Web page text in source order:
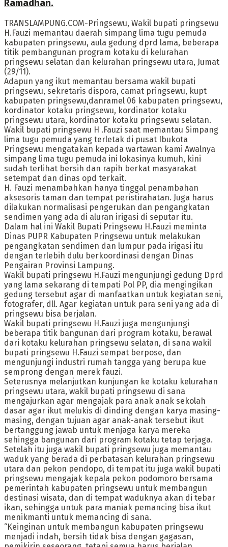
Ramadhan.
TRANSLAMPUNG.COM-Pringsewu, Wakil bupati pringsewu
H.Fauzi memantau daerah simpang lima tugu pemuda
kabupaten pringsewu, aula gedung dprd lama, beberapa
titik pembangunan program kotaku di kelurahan
pringsewu selatan dan kelurahan pringsewu utara, Jumat
(29/11).
Adapun yang ikut memantau bersama wakil bupati
pringsewu, sekretaris dispora, camat pringsewu, kupt
kabupaten pringsewu,danramel 06 kabupaten pringsewu,
kordinator kotaku pringsewu, kordinator kotaku
pringsewu utara, kordinator kotaku pringsewu selatan.
Wakil bupati pringsewu H .Fauzi saat memantau Simpang
lima tugu pemuda yang terletak di pusat Ibukota
Pringsewu mengatakan kepada wartawan kami Awalnya
simpang lima tugu pemuda ini lokasinya kumuh, kini
sudah terlihat bersih dan rapih berkat masyarakat
setempat dan dinas opd terkait.
H. Fauzi menambahkan hanya tinggal penambahan
aksesoris taman dan tempat peristirahatan. Juga harus
dilakukan normalisasi pengerukan dan pengangkatan
sendimen yang ada di aluran irigasi di seputar itu.
Dalam hal ini Wakil Bupati Pringsewu H.Fauzi meminta
Dinas PUPR Kabupaten Pringsewu untuk melakukan
pengangkatan sendimen dan lumpur pada irigasi itu
dengan terlebih dulu berkoordinasi dengan Dinas
Pengairan Provinsi Lampung.
Wakil bupati pringsewu H.Fauzi mengunjungi gedung Dprd
yang lama sekarang di tempati Pol PP, dia mengingikan
gedung tersebut agar di manfaatkan untuk kegiatan seni,
fotografer, dll. Agar kegiatan untuk para seni yang ada di
pringsewu bisa berjalan.
Wakil bupati pringsewu H.Fauzi juga mengunjungi
beberapa titik bangunan dari program kotaku, berawal
dari kotaku kelurahan pringsewu selatan, di sana wakil
bupati pringsewu H.Fauzi sempat berpose, dan
mengunjungi industri rumah tangga yang berupa kue
semprong dengan merek fauzi.
Seterusnya melanjutkan kunjungan ke kotaku kelurahan
pringsewu utara, wakil bupati pringsewu di sana
mengajurkan agar mengajak para anak anak sekolah
dasar agar ikut melukis di dinding dengan karya masing-
masing, dengan tujuan agar anak-anak tersebut ikut
bertanggung jawab untuk menjaga karya mereka
sehingga bangunan dari program kotaku tetap terjaga.
Setelah itu juga wakil bupati pringsewu juga memantau
waduk yang berada di perbatasan kelurahan pringsewu
utara dan pekon pendopo, di tempat itu juga wakil bupati
pringsewu mengajak kepala pekon podomoro bersama
pemerintah kabupaten pringsewu untuk membangun
destinasi wisata, dan di tempat waduknya akan di tebar
ikan, sehingga untuk para maniak pemancing bisa ikut
menikmanti untuk memancing di sana.
“Keinginan untuk membangun kabupaten pringsewu
menjadi indah, bersih tidak bisa dengan gagasan,